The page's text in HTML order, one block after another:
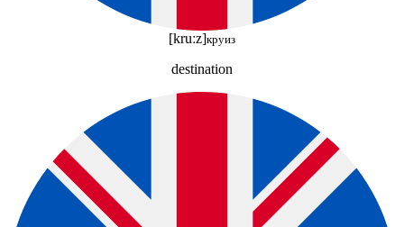
[kruːz]круиз
destination